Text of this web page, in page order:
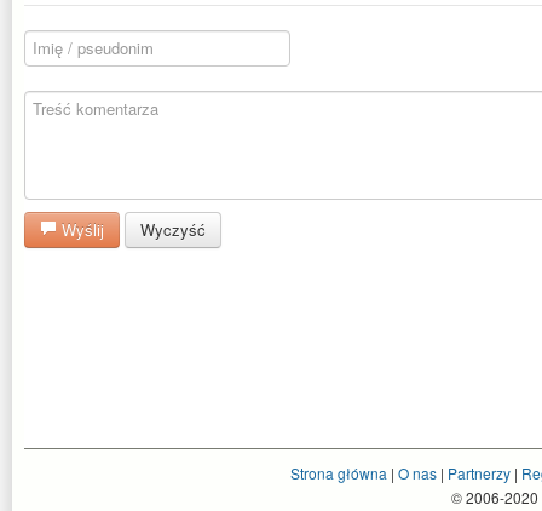
Wyślij Wyczyść
Strona główna | O nas| Partnerzy|
© 2006-2020